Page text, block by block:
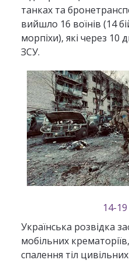
танках та
вийшло 16 воїнів (14
морпіхи), які через 10
ЗСУ.
14-19
Українська розвідка
мобільних
спалення тіл